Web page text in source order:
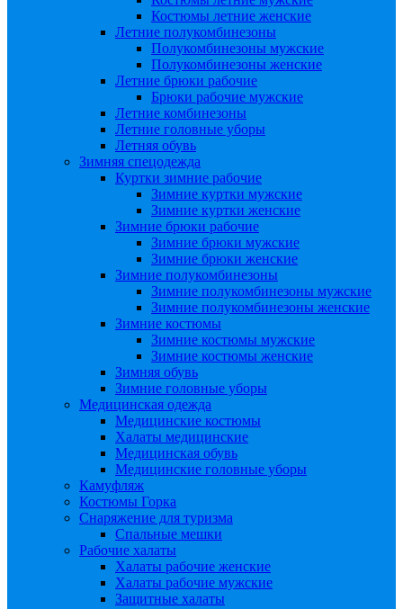
Костюмы летние женские
Летние полукомбинезоны
Полукомбинезоны мужские
Полукомбинезоны женские
Летние брюки рабочие
Брюки рабочие мужские
Летние комбинезоны
Летние головные уборы
Летняя обувь
Зимняя спецодежда
Куртки зимние рабочие
Зимние куртки мужские
Зимние куртки женские
Зимние брюки рабочие
Зимние брюки мужские
Зимние брюки женские
Зимние полукомбинезоны
Зимние полукомбинезоны мужские
Зимние полукомбинезоны женские
Зимние костюмы
Зимние костюмы мужские
Зимние костюмы женские
Зимняя обувь
Зимние головные уборы
Медицинская одежда
Медицинские костюмы
Халаты медицинские
Медицинская обувь
Медицинские головные уборы
Камуфляж
Костюмы Горка
Снаряжение для туризма
Спальные мешки
Рабочие халаты
Халаты рабочие женские
Халаты рабочие мужские
Защитные халаты